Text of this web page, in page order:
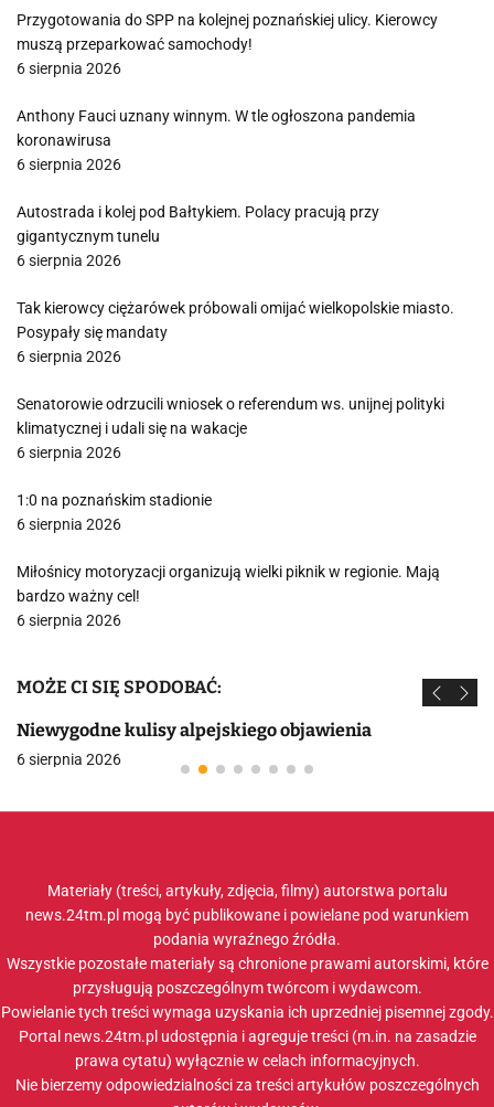
Przygotowania do SPP na kolejnej poznańskiej ulicy. Kierowcy
muszą przeparkować samochody!
6 sierpnia 2026
Anthony Fauci uznany winnym. W tle ogłoszona pandemia
koronawirusa
6 sierpnia 2026
Autostrada i kolej pod Bałtykiem. Polacy pracują przy
gigantycznym tunelu
6 sierpnia 2026
Tak kierowcy ciężarówek próbowali omijać wielkopolskie miasto.
Posypały się mandaty
6 sierpnia 2026
Senatorowie odrzucili wniosek o referendum ws. unijnej polityki
klimatycznej i udali się na wakacje
6 sierpnia 2026
1:0 na poznańskim stadionie
6 sierpnia 2026
Miłośnicy motoryzacji organizują wielki piknik w regionie. Mają
bardzo ważny cel!
6 sierpnia 2026
MOŻE CI SIĘ SPODOBAĆ:
Niewygodne kulisy alpejskiego objawienia
6 sierpnia 2026
Materiały (treści, artykuły, zdjęcia, filmy) autorstwa portalu
news.24tm.pl mogą być publikowane i powielane pod warunkiem
podania wyraźnego źródła.
Wszystkie pozostałe materiały są chronione prawami autorskimi, które
przysługują poszczególnym twórcom i wydawcom.
Powielanie tych treści wymaga uzyskania ich uprzedniej pisemnej zgody.
Portal news.24tm.pl udostępnia i agreguje treści (m.in. na zasadzie
prawa cytatu) wyłącznie w celach informacyjnych.
Nie bierzemy odpowiedzialności za treści artykułów poszczególnych